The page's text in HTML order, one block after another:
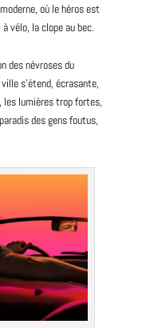
où le héros est
vélo, la clope au bec.
des névroses du
s’étend, écrasante,
les lumières trop fortes,
des gens foutus,